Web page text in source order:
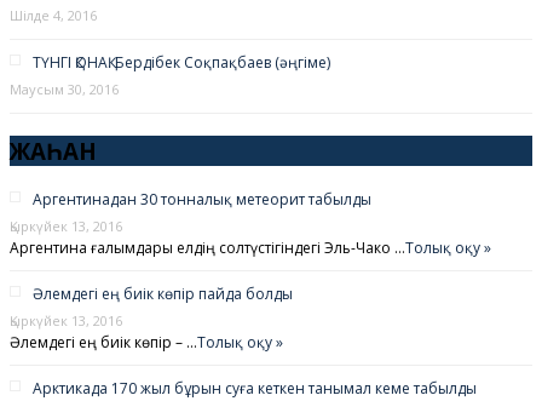
Шілде 4, 2016
ТҮНГІ ҚОНАҚ. Бердібек Соқпақбаев (әңгіме)
Маусым 30, 2016
ЖАҺАН
Аргентинадан 30 тонналық метеорит табылды
Қыркүйек 13, 2016
Аргентина ғалымдары елдің солтүстігіндегі Эль-Чако …Толық оқу »
Әлемдегі ең биік көпір пайда болды
Қыркүйек 13, 2016
Әлемдегі ең биік көпір – …Толық оқу »
Арктикада 170 жыл бұрын суға кеткен танымал кеме табылды